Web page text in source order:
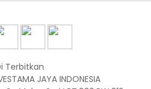
Terbitkan
JAYA INDONESIA